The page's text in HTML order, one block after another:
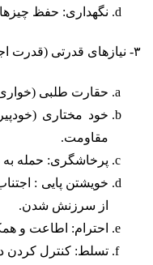
نگهداری: حفظ چیزها
۳- نیازهای قدرتی (قدرت اجتماعی)
حقارت طلبی
خود مختاری
مقاومت.
پرخاشگری: حمله به
خویشتن پایی :
از سرزنش شدن.
احترام: اطاعت و
تسلط: کنترل کردن